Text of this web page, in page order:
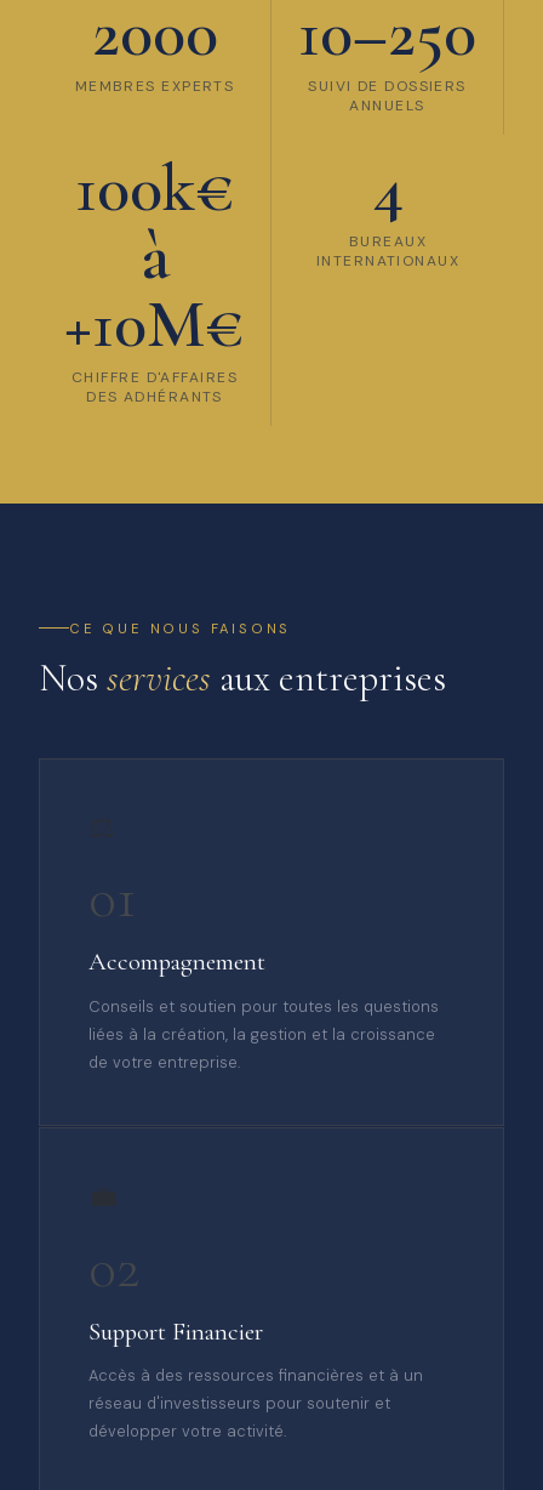
2000
MEMBRES EXPERTS
10–250
SUIVI DE DOSSIERS
ANNUELS
100k€
à
+10M€
CHIFFRE D'AFFAIRES
DES ADHÉRANTS
4
BUREAUX
INTERNATIONAUX
CE QUE NOUS FAISONS
Nos services aux entreprises
01
Accompagnement
Conseils et soutien pour toutes les questions
liées à la création, la gestion et la croissance
de votre entreprise.
02
Support Financier
Accès à des ressources financières et à un
réseau d'investisseurs pour soutenir et
développer votre activité.